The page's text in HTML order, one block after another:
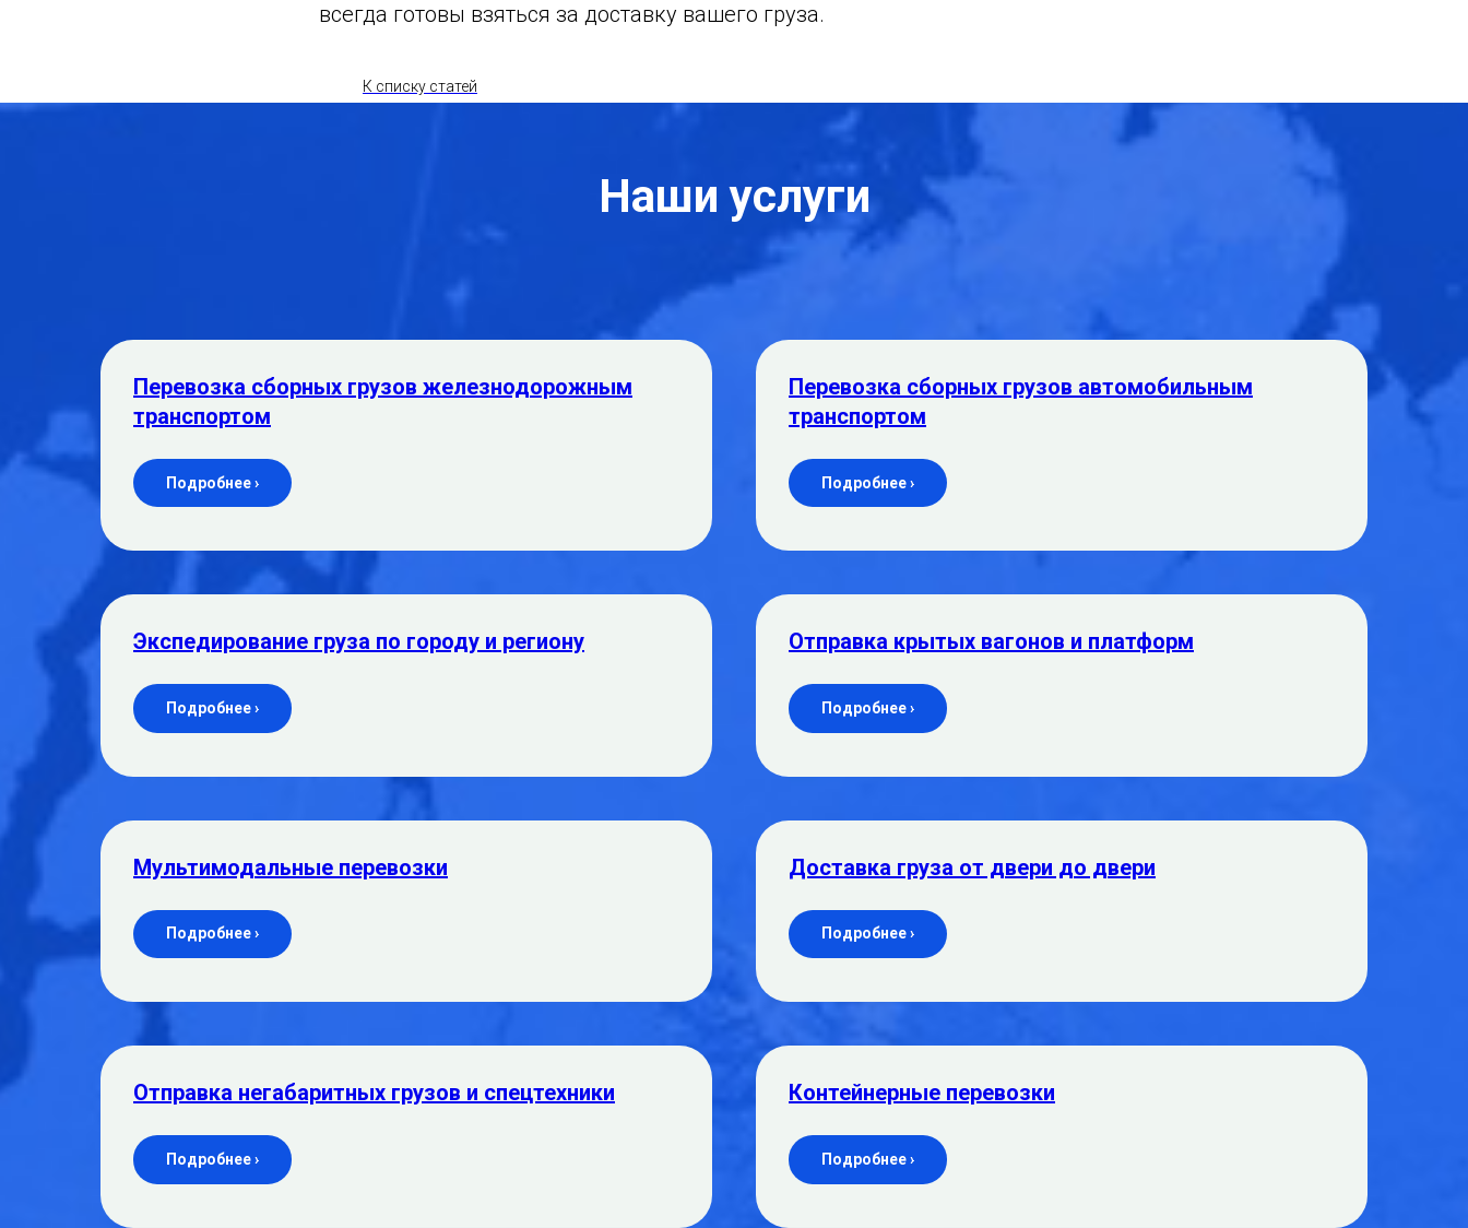
всегда готовы взяться за доставку вашего груза.
К списку статей
Наши услуги
Перевозка сборных грузов железнодорожным
транспортом
Подробнее ›
Перевозка сборных грузов автомобильным
транспортом
Подробнее ›
Экспедирование груза по городу и региону
Подробнее ›
Отправка крытых вагонов и платформ
Подробнее ›
Мультимодальные перевозки
Подробнее ›
Доставка груза от двери до двери
Подробнее ›
Отправка негабаритных грузов и спецтехники
Подробнее ›
Контейнерные перевозки
Подробнее ›